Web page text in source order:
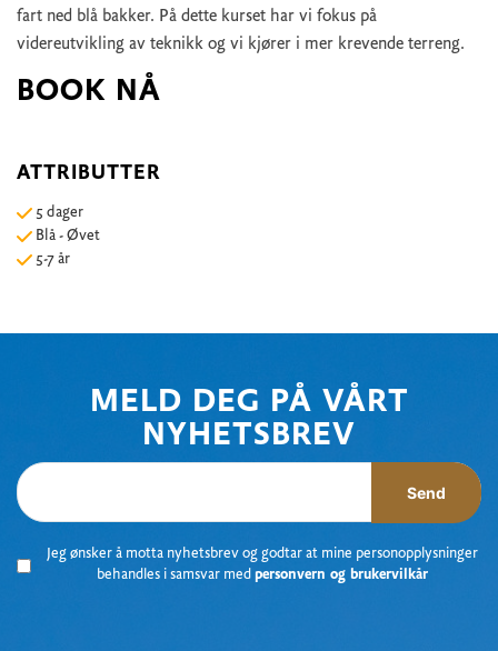
fart ned blå bakker. På dette kurset har vi fokus på
videreutvikling av teknikk og vi kjører i mer krevende terreng.
BOOK NÅ
ATTRIBUTTER
5 dager
Blå - Øvet
5-7 år
MELD DEG PÅ VÅRT
NYHETSBREV
Jeg ønsker å motta nyhetsbrev og godtar at mine personopplysninger
behandles i samsvar med personvern og brukervilkår
Send